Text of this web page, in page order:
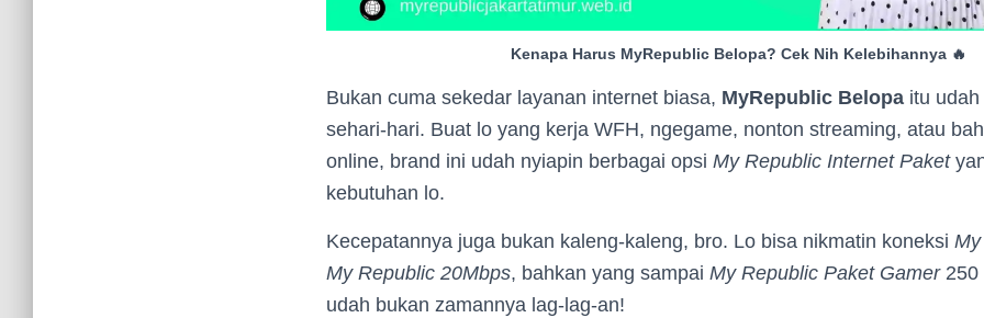
Kenapa Harus MyRepublic Belopa? Cek Nih Kelebihannya 🔥
Bukan cuma sekedar layanan internet biasa, MyRepublic Belopa itu
sehari-hari. Buat lo yang kerja WFH, ngegame, nonton streaming, atau
online, brand ini udah nyiapin berbagai opsi My Republic Internet Paket
kebutuhan lo.
Kecepatannya juga bukan kaleng-kaleng, bro. Lo bisa nikmatin koneksi
My Republic 20Mbps, bahkan yang sampai My Republic Paket Gamer250
udah bukan zamannya lag-lag-an!